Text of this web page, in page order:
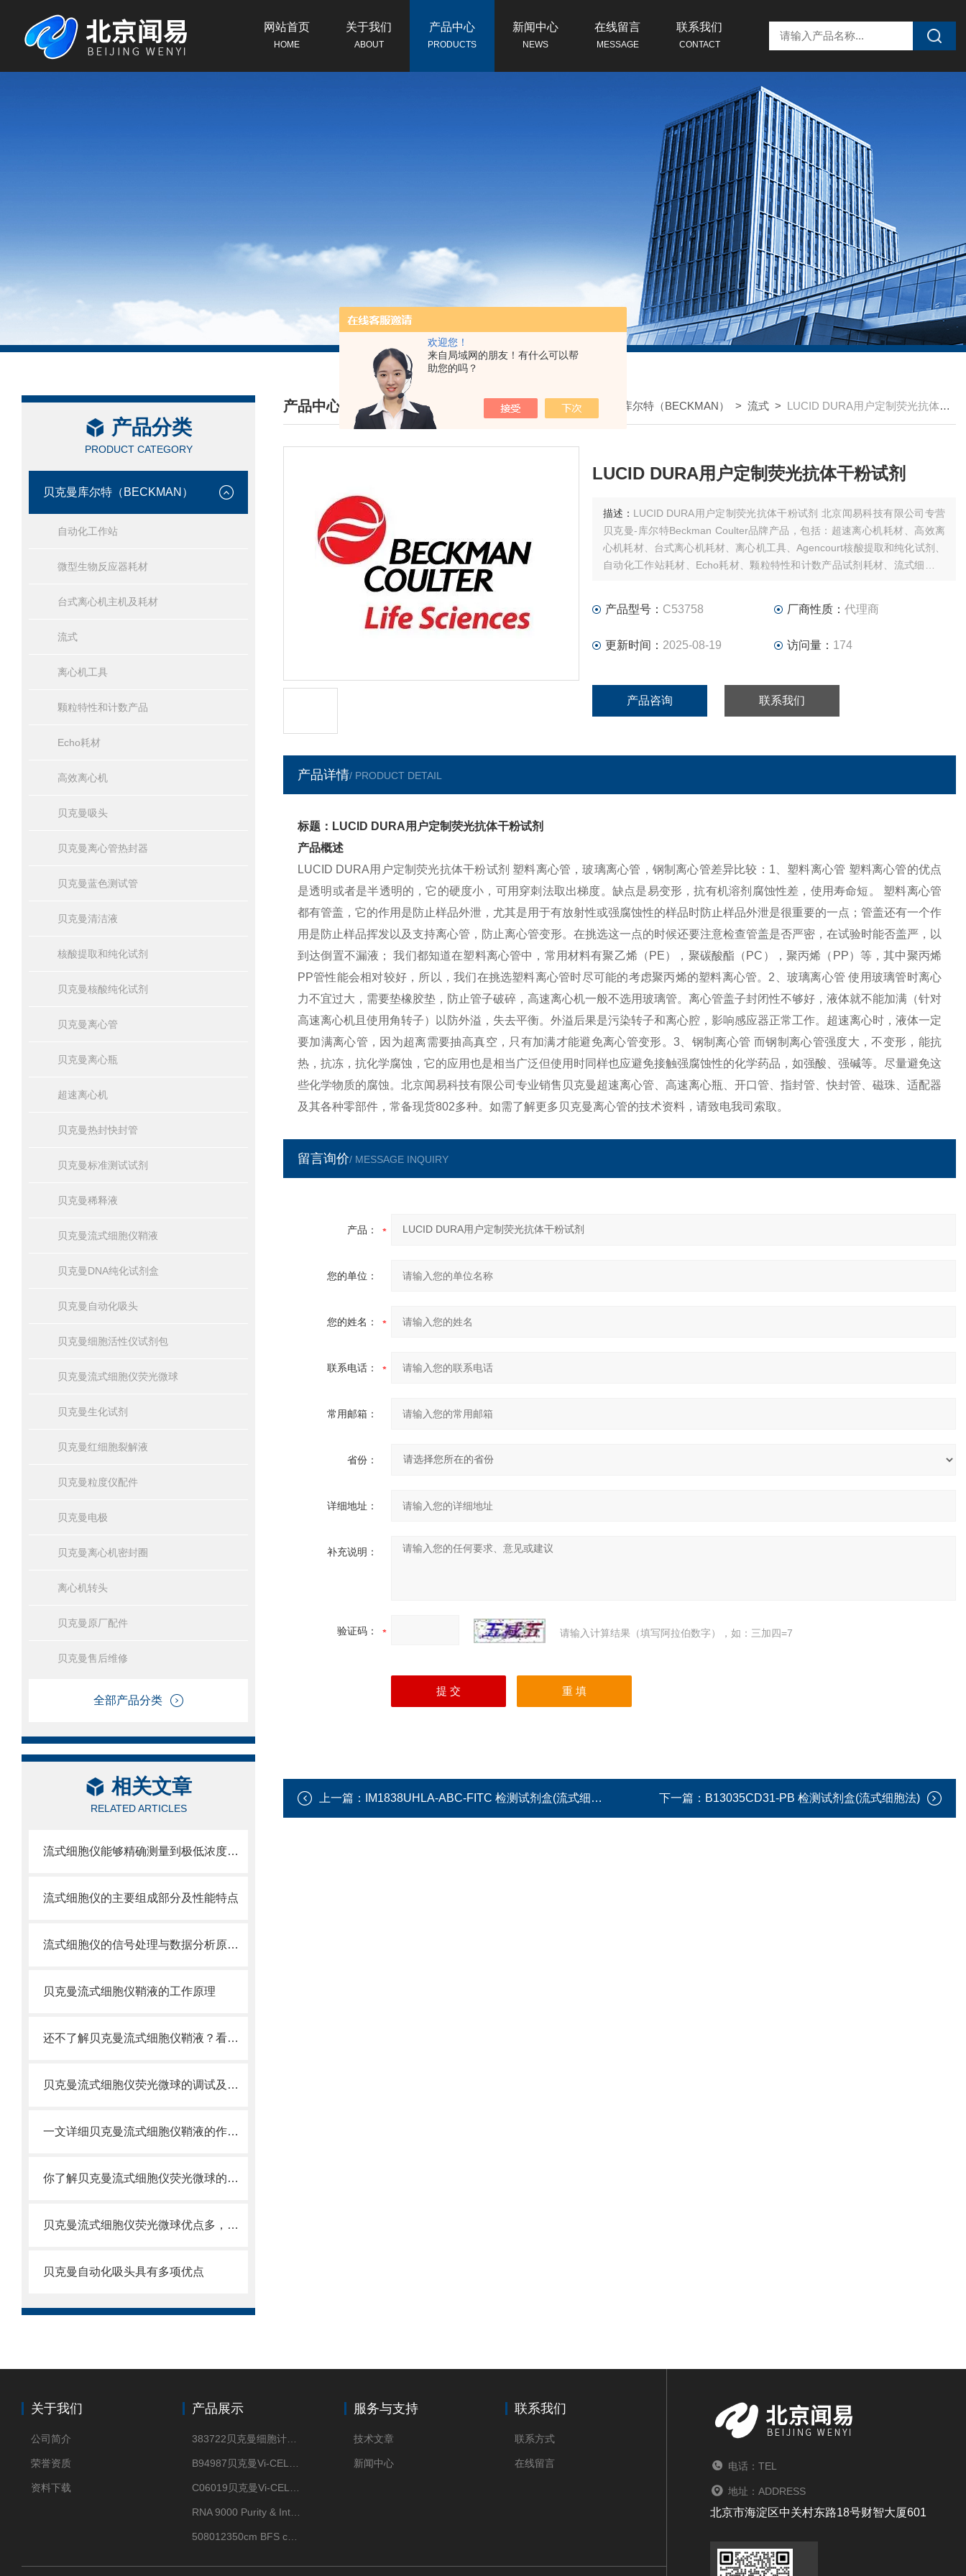
欢迎您！
来自局域网的朋友！有什么可以帮
助您的吗？
网站首页
HOME
关于我们
ABOUT
产品中心
PRODUCTS
新闻中心
NEWS
在线留言
MESSAGE
联系我们
CONTACT
产品分类
PRODUCT CATEGORY
贝克曼库尔特（BECKMAN）
自动化工作站
微型生物反应器耗材
台式离心机主机及耗材
流式
离心机工具
颗粒特性和计数产品
Echo耗材
高效离心机
贝克曼吸头
贝克曼离心管热封器
贝克曼蓝色测试管
贝克曼清洁液
核酸提取和纯化试剂
贝克曼核酸纯化试剂
贝克曼离心管
贝克曼离心瓶
超速离心机
贝克曼热封快封管
贝克曼标准测试试剂
贝克曼稀释液
贝克曼流式细胞仪鞘液
贝克曼DNA纯化试剂盒
贝克曼自动化吸头
贝克曼细胞活性仪试剂包
贝克曼流式细胞仪荧光微球
贝克曼生化试剂
贝克曼红细胞裂解液
贝克曼粒度仪配件
贝克曼电极
贝克曼离心机密封圈
离心机转头
贝克曼原厂配件
贝克曼售后维修
全部产品分类
相关文章
RELATED ARTICLES
流式细胞仪能够精确测量到极低浓度的标记物
流式细胞仪的主要组成部分及性能特点
流式细胞仪的信号处理与数据分析原理分析
贝克曼流式细胞仪鞘液的工作原理
还不了解贝克曼流式细胞仪鞘液？看这里就对了！
贝克曼流式细胞仪荧光微球的调试及使用
一文详细贝克曼流式细胞仪鞘液的作用原理
你了解贝克曼流式细胞仪荧光微球的制备之怎样的吗
贝克曼流式细胞仪荧光微球优点多，实用效果好
贝克曼自动化吸头具有多项优点
产品中心
/ PRODUCTS CENTER
首页> 产品中心> 贝克曼库尔特（BECKMAN） >流式 > LUCID DURA用户定制荧光抗体干粉试剂
LUCID DURA用户定制荧光抗体干粉试剂
描述： LUCID DURA用户定制荧光抗体干粉试剂 北京闻易科技有限公司专营
贝克曼-库尔特Beckman Coulter品牌产品，包括：超速离心机耗材、高效离
心机耗材、台式离心机耗材、离心机工具、Agencourt核酸提取和纯化试剂、
自动化工作站耗材、Echo耗材、颗粒特性和计数产品试剂耗材、流式细胞仪
产品型号： C53758 厂商性质： 代理商
更新时间： 2025-08-19 访问量： 174
产品咨询 联系我们
产品详情/ PRODUCT DETAIL
标题：LUCID DURA用户定制荧光抗体干粉试剂
产品概述
LUCID DURA用户定制荧光抗体干粉试剂 塑料离心管，玻璃离心管，钢制离心管差异比较：1、塑料离心管 塑料离心管的优点
是透明或者是半透明的，它的硬度小，可用穿刺法取出梯度。缺点是易变形，抗有机溶剂腐蚀性差，使用寿命短。 塑料离心管
都有管盖，它的作用是防止样品外泄，尤其是用于有放射性或强腐蚀性的样品时防止样品外泄是很重要的一点；管盖还有一个作
用是防止样品挥发以及支持离心管，防止离心管变形。在挑选这一点的时候还要注意检查管盖是否严密，在试验时能否盖严，以
到达倒置不漏液； 我们都知道在塑料离心管中，常用材料有聚乙烯（PE），聚碳酸酯（PC），聚丙烯（PP）等，其中聚丙烯
PP管性能会相对较好，所以，我们在挑选塑料离心管时尽可能的考虑聚丙烯的塑料离心管。2、玻璃离心管 使用玻璃管时离心
力不宜过大，需要垫橡胶垫，防止管子破碎，高速离心机一般不选用玻璃管。离心管盖子封闭性不够好，液体就不能加满（针对
高速离心机且使用角转子）以防外溢，失去平衡。外溢后果是污染转子和离心腔，影响感应器正常工作。超速离心时，液体一定
要加满离心管，因为超离需要抽高真空，只有加满才能避免离心管变形。3、钢制离心管 而钢制离心管强度大，不变形，能抗
热，抗冻，抗化学腐蚀，它的应用也是相当广泛但使用时同样也应避免接触强腐蚀性的化学药品，如强酸、强碱等。尽量避免这
些化学物质的腐蚀。北京闻易科技有限公司专业销售贝克曼超速离心管、高速离心瓶、开口管、指封管、快封管、磁珠、适配器
及其各种零部件，常备现货802多种。如需了解更多贝克曼离心管的技术资料，请致电我司索取。
留言询价/ MESSAGE INQUIRY
产品：
您的单位：
您的姓名：
联系电话：
常用邮箱：
省份：
详细地址：
补充说明：
验证码： 请输入计算结果（填写阿拉伯数字），如：三加四=7
上一篇： IM1838UHLA-ABC-FITC 检测试剂盒(流式细胞法) 下一篇： B13035CD31-PB 检测试剂盒(流式细胞法)
关于我们
公司简介
荣誉资质
资料下载
产品展示 服务与支持
技术文章
新闻中心
联系我们
联系方式
在线留言 电话：TEL
地址：ADDRESS
北京市海淀区中关村东路18号财智大厦601